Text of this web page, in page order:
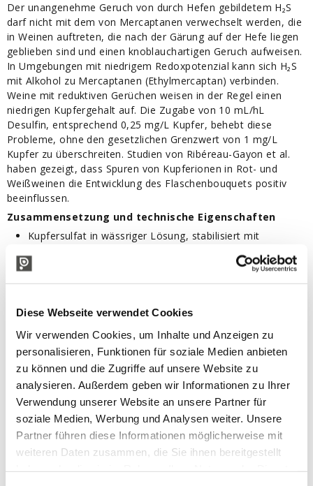
Diese Webseite verwendet Cookies
Wir verwenden Cookies, um Inhalte und Anzeigen zu
personalisieren, Funktionen für soziale Medien anbieten
zu können und die Zugriffe auf unsere Website zu
analysieren. Außerdem geben wir Informationen zu Ihrer
Verwendung unserer Website an unsere Partner für
soziale Medien, Werbung und Analysen weiter. Unsere
Partner führen diese Informationen möglicherweise mit
weiteren Daten zusammen, die Sie ihnen bereitgestellt
Der unangenehme Geruch von durch Hefen gebildetem H₂S
darf nicht mit dem von Mercaptanen verwechselt werden, die
in Weinen auftreten, die nach der Gärung auf der Hefe liegen
geblieben sind und einen knoblauchartigen Geruch aufweisen.
In Umgebungen mit niedrigem Redoxpotenzial kann sich H₂S
mit Alkohol zu Mercaptanen (Ethylmercaptan) verbinden.
Weine mit reduktiven Gerüchen weisen in der Regel einen
niedrigen Kupfergehalt auf. Die Zugabe von 10 mL/hL
Desulfin, entsprechend 0,25 mg/L Kupfer, behebt diese
Probleme, ohne den gesetzlichen Grenzwert von 1 mg/L
Kupfer zu überschreiten. Studien von Ribéreau-Gayon et al.
haben gezeigt, dass Spuren von Kupferionen in Rot- und
Weißweinen die Entwicklung des Flaschenbouquets positiv
beeinflussen.
Zusammensetzung und technische Eigenschaften
Kupfersulfat in wässriger Lösung, stabilisiert mit
Dosierung
10 mL/hL. Zugaben über 40 mL/hL können eine
Grenzwert: 1 mg/L Kupfer).
Anwendung
Vorabtest zur Überprüfung des Vorhandenseins von H₂S
durchführen.
Während eines belüfteten Umpumpens dem Wein
zugeben.
Lagerung
Kühl, trocken und vor direkter Licht- und
Wärmeeinwirkung geschützt lagern.
Verpackung: